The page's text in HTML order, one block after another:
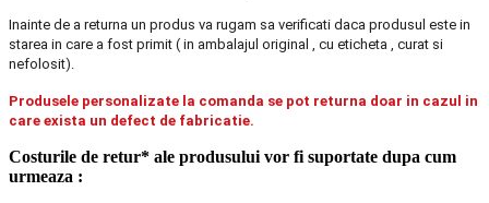
Inainte de a returna un produs va rugam sa verificati daca produsul este in
starea in care a fost primit ( in ambalajul original , cu eticheta , curat si
nefolosit).
Produsele personalizate la comanda se pot returna doar in cazul in
care exista un defect de fabricatie.
Costurile de retur* ale produsului vor fi suportate dupa cum
urmeaza :